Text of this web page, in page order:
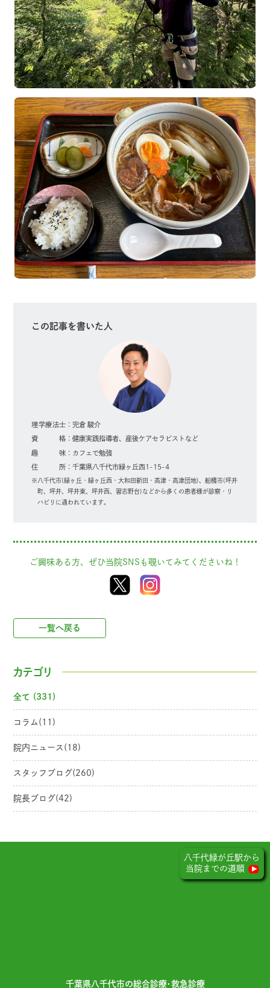
この記事を書いた人
理学療法士 完倉 駿介
資格 健康実践指導者、産後ケアセラピストなど
趣味 カフェで勉強
住所 千葉県八千代市緑ヶ丘西1-15-4
八千代市(緑ヶ丘・緑ヶ丘西・大和田新田・高津・高津団地)、船橋市(坪井
町、坪井、坪井東、坪井西、習志野台)などから多くの患者様が診察・リ
ハビリに通われています。
ご興味ある方、ぜひ当院SNSも覗いてみてくださいね！
一覧へ戻る
カテゴリ
全て (331)
コラム(11)
院内ニュース(18)
スタッフブログ(260)
院長ブログ(42)
八千代緑が丘駅から
当院までの道順
千葉県⼋千代市の総合診療・救急診療